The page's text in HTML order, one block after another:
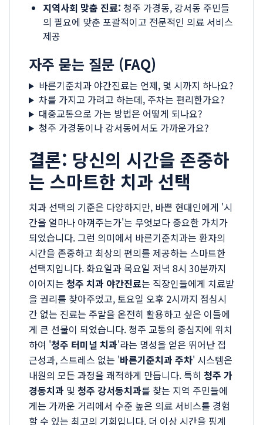
지역사회 맞춤 진료: 청주 가경동, 강서동 주민들
의 필요에 맞춘 포괄적이고 전문적인 의료 서비스
제공
자주 묻는 질문 (FAQ)
바른기준치과 야간진료는 언제, 몇 시까지 하나요?
차를 가지고 가려고 하는데, 주차는 편리한가요?
대중교통으로 가는 방법은 어떻게 되나요?
청주 가경동이나 강서동에서도 가까운가요?
결론: 당신의 시간을 존중하
는 스마트한 치과 선택
치과 선택의 기준은 다양하지만, 바쁜 현대인에게 '시
간을 얼마나 아껴주는가'는 무엇보다 중요한 가치가
되었습니다. 그런 의미에서 바른기준치과는 환자의
시간을 존중하고 최상의 편의를 제공하는 스마트한
선택지입니다. 화요일과 목요일 저녁 8시 30분까지
이어지는 청주 치과 야간진료는 직장인들에게 치료받
을 권리를 찾아주었고, 토요일 오후 2시까지 점심시
간 없는 진료는 주말을 온전히 활용하고 싶은 이들에
게 큰 선물이 되었습니다. 청주 교통의 중심지에 위치
하여 '청주 터미널 치과'라는 명성을 얻은 뛰어난 접
근성과, 스트레스 없는 '바른기준치과 주차' 시스템은
내원의 모든 과정을 쾌적하게 만듭니다. 특히 청주 가
경동치과 및 청주 강서동치과를 찾는 지역 주민들에
게는 가까운 거리에서 수준 높은 의료 서비스를 경험
할 수 있는 최고의 기회입니다. 더 이상 시간을 핑계